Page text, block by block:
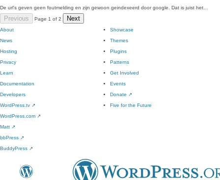
De url's geven geen foutmelding en zijn gewoon geindexeerd door google. Dat is juist het…
Previous Page 1 of 2 Next
About
News
Hosting
Privacy
Showcase
Themes
Plugins
Patterns
Learn
Documentation
Developers
WordPress.tv ↗
Get Involved
Events
Donate ↗
Five for the Future
WordPress.com ↗
Matt ↗
bbPress ↗
BuddyPress ↗